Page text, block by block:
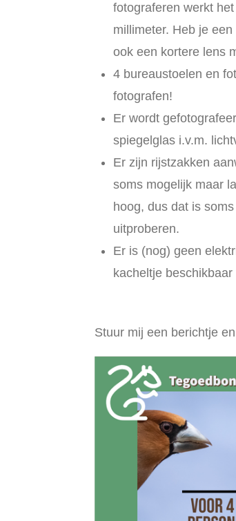
fotograferen werkt
millimeter. Heb je
ook een kortere lens
4 bureaustoelen en
fotografen!
Er wordt
spiegelglas i.v.m.
Er zijn rijstzakken
soms mogelijk maar
hoog, dus dat is
uitproberen.
Er is (nog) geen
kacheltje
Stuur mij een berichtje